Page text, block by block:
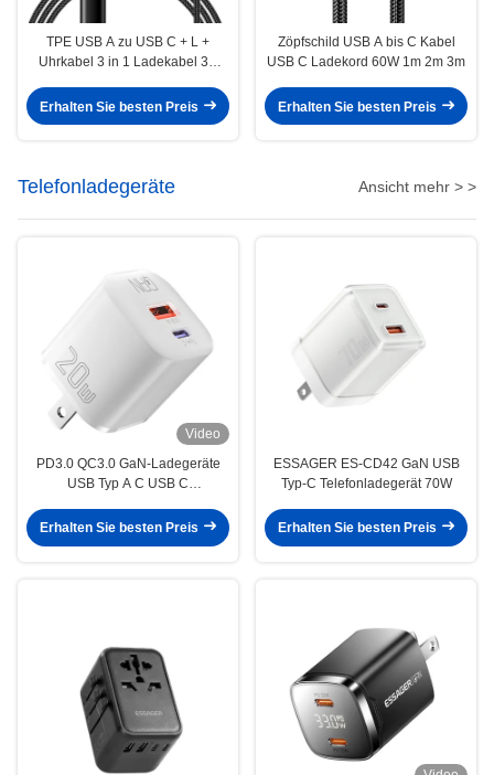
TPE USB A zu USB C + L +
Uhrkabel 3 in 1 Ladekabel 3A
Erhalten Sie besten Preis
Zöpfschild USB A bis C Kabel
USB C Ladekord 60W 1m 2m 3m
Erhalten Sie besten Preis
Telefonladegeräte Ansicht mehr > >
Video
PD3.0 QC3.0 GaN-Ladegeräte
USB Typ A C USB C
Serie
Erhalten Sie besten Preis
ESSAGER ES-CD42 GaN USB
Typ-C Telefonladegerät 70W
Erhalten Sie besten Preis